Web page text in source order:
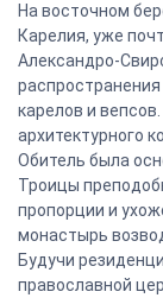
На восточном
Карелия, уже
Александро-
карелов и
архитектурного
Обитель была
Троицы
пропорции и
монастырь
Будучи
православной